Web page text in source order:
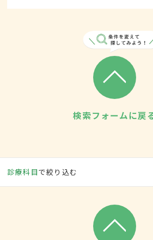
検索フォームに戻
診療科目で絞り込む